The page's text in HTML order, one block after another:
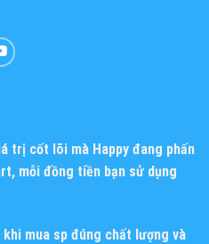
trị cốt lõi mà Happy đang phấn
mỗi đồng tiền bạn sử dụng
mua sp đúng chất lượng và